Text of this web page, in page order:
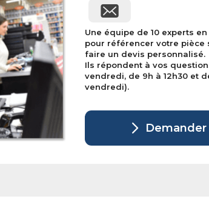
Une équipe de 10 experts
pour référencer votre pièce
faire un devis personnalisé.
Ils répondent à vos
vendredi, de 9h à 12h30 et
vendredi).